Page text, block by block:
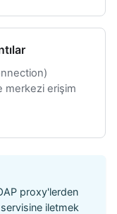
merkezi erişim
proxy'lerden
iletmek